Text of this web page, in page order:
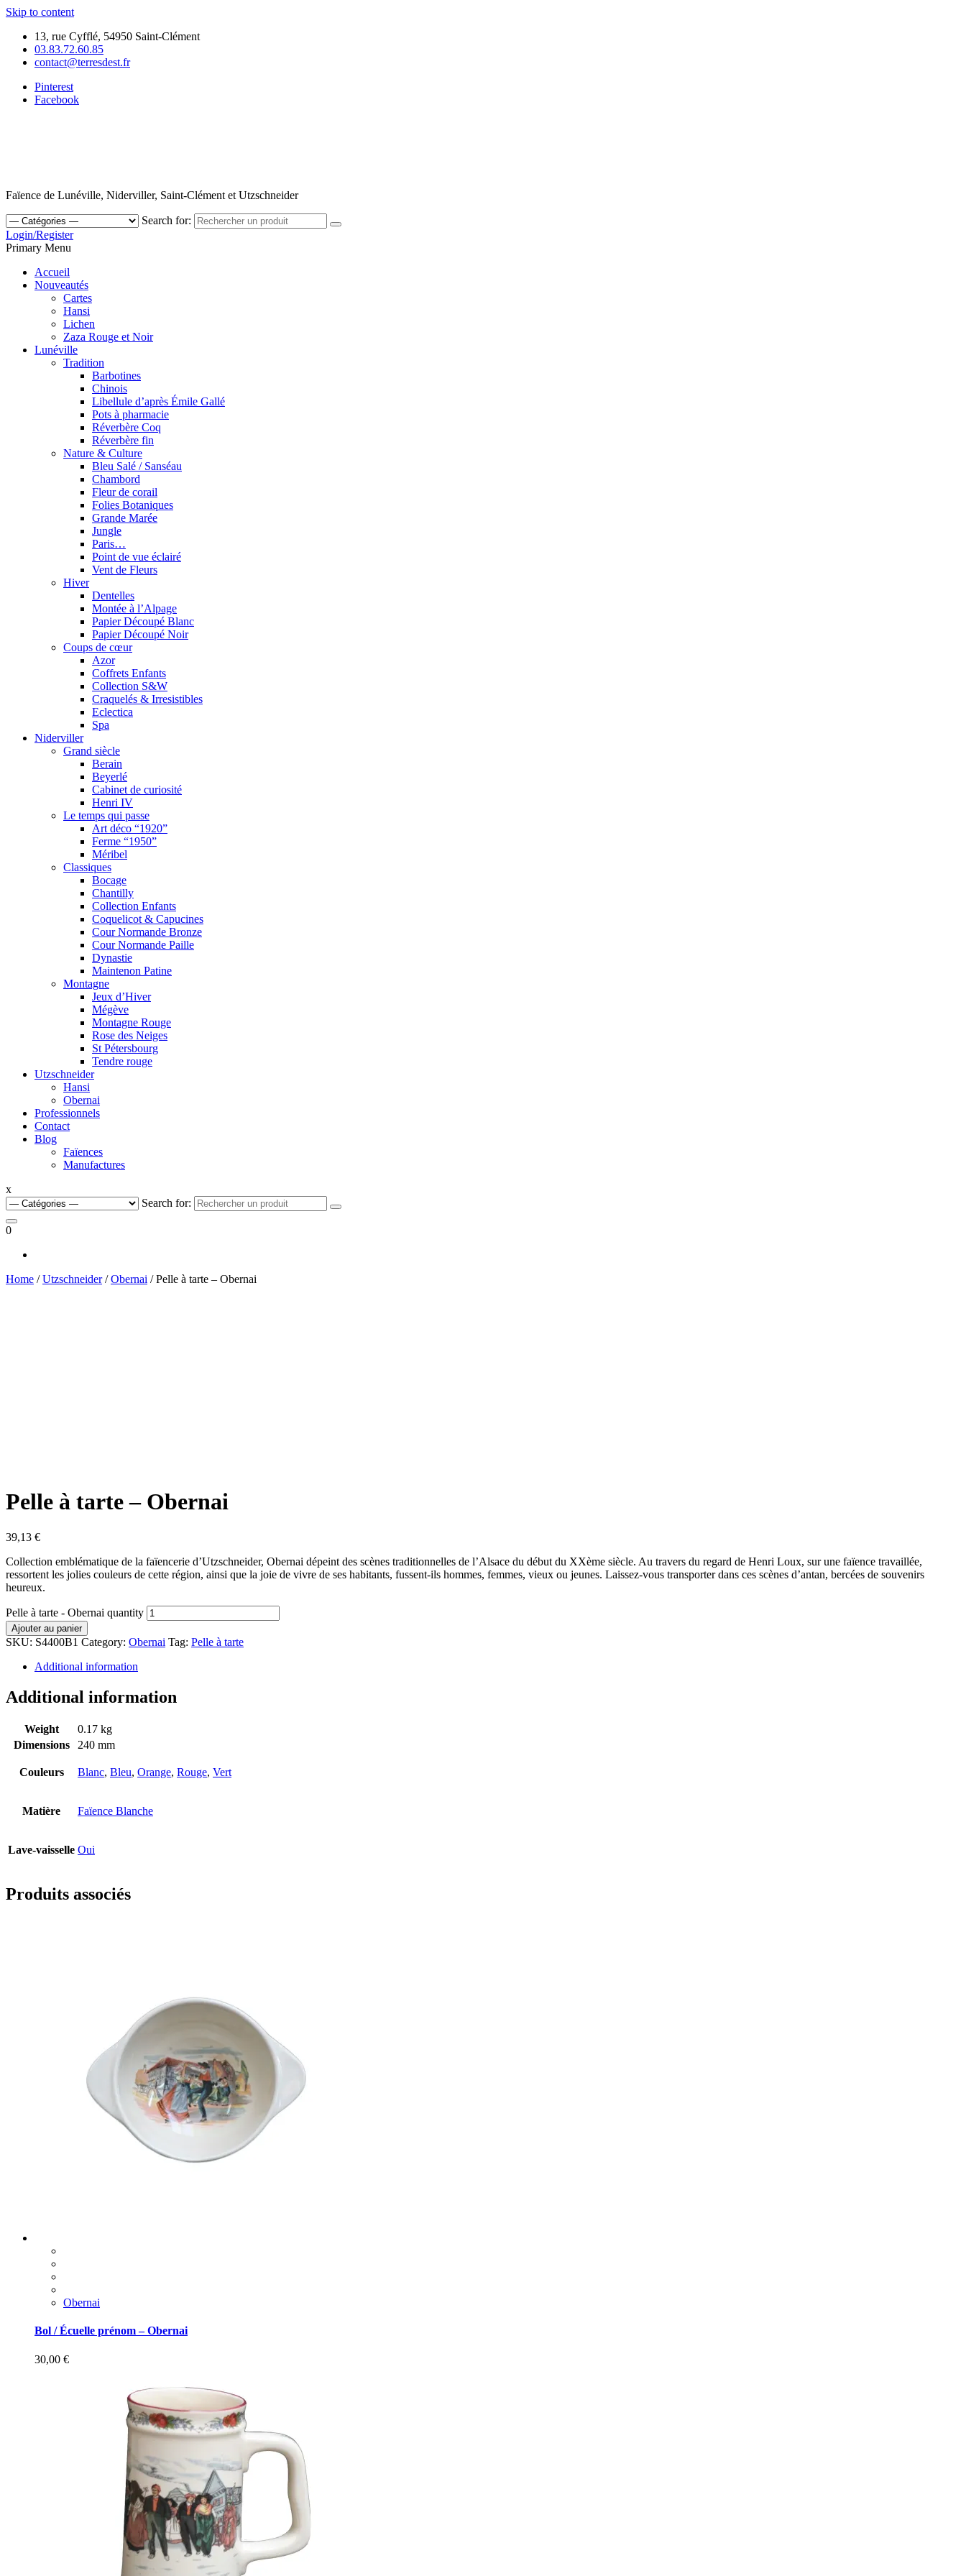
Skip to content
13, rue Cyfflé, 54950 Saint-Clément
03.83.72.60.85
contact@terresdest.fr
Pinterest
Facebook
Faïence de Lunéville, Niderviller, Saint-Clément et Utzschneider
Search for:
Login/Register
Primary Menu
Accueil
Nouveautés
Cartes
Hansi
Lichen
Zaza Rouge et Noir
Lunéville
Tradition
Barbotines
Chinois
Libellule d’après Émile Gallé
Pots à pharmacie
Réverbère Coq
Réverbère fin
Nature & Culture
Bleu Salé / Sanséau
Chambord
Fleur de corail
Folies Botaniques
Grande Marée
Jungle
Paris…
Point de vue éclairé
Vent de Fleurs
Hiver
Dentelles
Montée à l’Alpage
Papier Découpé Blanc
Papier Découpé Noir
Coups de cœur
Azor
Coffrets Enfants
Collection S&W
Craquelés & Irresistibles
Eclectica
Spa
Niderviller
Grand siècle
Berain
Beyerlé
Cabinet de curiosité
Henri IV
Le temps qui passe
Art déco “1920”
Ferme “1950”
Méribel
Classiques
Bocage
Chantilly
Collection Enfants
Coquelicot & Capucines
Cour Normande Bronze
Cour Normande Paille
Dynastie
Maintenon Patine
Montagne
Jeux d’Hiver
Mégève
Montagne Rouge
Rose des Neiges
St Pétersbourg
Tendre rouge
Utzschneider
Hansi
Obernai
Professionnels
Contact
Blog
Faïences
Manufactures
x
Search for:
0
Home /Utzschneider/Obernai / Pelle à tarte – Obernai
Pelle à tarte – Obernai
39,13 €
Collection emblématique de la faïencerie d’Utzschneider, Obernai dépeint des scènes traditionnelles de l’Alsace du début du XXème siècle. Au travers du regard de Henri Loux, sur une faïence travaillée,
ressortent les jolies couleurs de cette région, ainsi que la joie de vivre de ses habitants, fussent-ils hommes, femmes, vieux ou jeunes. Laissez-vous transporter dans ces scènes d’antan, bercées de souvenirs
heureux.
Pelle à tarte - Obernai quantity
Ajouter au panier
SKU: S4400B1 Category: Obernai Tag: Pelle à tarte
Additional information
Additional information
Weight
0.17 kg
Dimensions
240 mm
Couleurs Blanc, Bleu, Orange, Rouge, Vert
Matière Faïence Blanche
Lave-vaisselle Oui
Produits associés
Obernai
Bol / Écuelle prénom – Obernai
30,00 €